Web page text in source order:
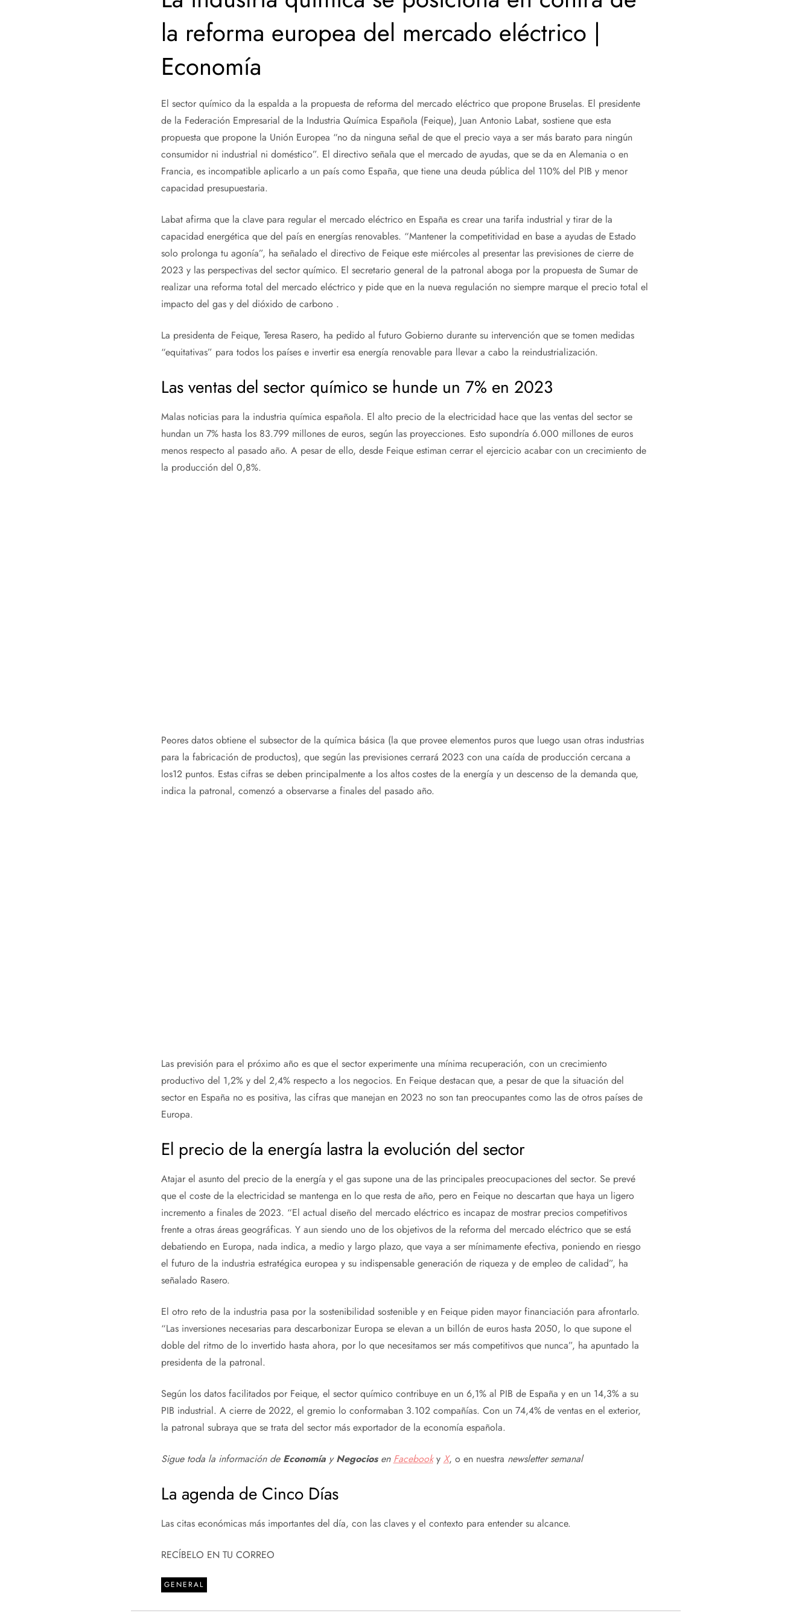
la reforma europea del mercado eléctrico |
Economía
El sector químico da la espalda a la propuesta de reforma del mercado eléctrico que propone Bruselas. El presidente
de la Federación Empresarial de la Industria Química Española (Feique), Juan Antonio Labat, sostiene que esta
propuesta que propone la Unión Europea “no da ninguna señal de que el precio vaya a ser más barato para ningún
consumidor ni industrial ni doméstico”. El directivo señala que el mercado de ayudas, que se da en Alemania o en
Francia, es incompatible aplicarlo a un país como España, que tiene una deuda pública del 110% del PIB y menor
capacidad presupuestaria.
Labat afirma que la clave para regular el mercado eléctrico en España es crear una tarifa industrial y tirar de la
capacidad energética que del país en energías renovables. “Mantener la competitividad en base a ayudas de Estado
solo prolonga tu agonía”, ha señalado el directivo de Feique este miércoles al presentar las previsiones de cierre de
2023 y las perspectivas del sector químico. El secretario general de la patronal aboga por la propuesta de Sumar de
realizar una reforma total del mercado eléctrico y pide que en la nueva regulación no siempre marque el precio total el
impacto del gas y del dióxido de carbono .
La presidenta de Feique, Teresa Rasero, ha pedido al futuro Gobierno durante su intervención que se tomen medidas
“equitativas” para todos los países e invertir esa energía renovable para llevar a cabo la reindustrialización.
Las ventas del sector químico se hunde un 7% en 2023
Malas noticias para la industria química española. El alto precio de la electricidad hace que las ventas del sector se
hundan un 7% hasta los 83.799 millones de euros, según las proyecciones. Esto supondría 6.000 millones de euros
menos respecto al pasado año. A pesar de ello, desde Feique estiman cerrar el ejercicio acabar con un crecimiento de
la producción del 0,8%.
Peores datos obtiene el subsector de la química básica (la que provee elementos puros que luego usan otras industrias
para la fabricación de productos), que según las previsiones cerrará 2023 con una caída de producción cercana a
los12 puntos. Estas cifras se deben principalmente a los altos costes de la energía y un descenso de la demanda que,
indica la patronal, comenzó a observarse a finales del pasado año.
Las previsión para el próximo año es que el sector experimente una mínima recuperación, con un crecimiento
productivo del 1,2% y del 2,4% respecto a los negocios. En Feique destacan que, a pesar de que la situación del
sector en España no es positiva, las cifras que manejan en 2023 no son tan preocupantes como las de otros países de
Europa.
El precio de la energía lastra la evolución del sector
Atajar el asunto del precio de la energía y el gas supone una de las principales preocupaciones del sector. Se prevé
que el coste de la electricidad se mantenga en lo que resta de año, pero en Feique no descartan que haya un ligero
incremento a finales de 2023. “El actual diseño del mercado eléctrico es incapaz de mostrar precios competitivos
frente a otras áreas geográficas. Y aun siendo uno de los objetivos de la reforma del mercado eléctrico que se está
debatiendo en Europa, nada indica, a medio y largo plazo, que vaya a ser mínimamente efectiva, poniendo en riesgo
el futuro de la industria estratégica europea y su indispensable generación de riqueza y de empleo de calidad”, ha
señalado Rasero.
El otro reto de la industria pasa por la sostenibilidad sostenible y en Feique piden mayor financiación para afrontarlo.
“Las inversiones necesarias para descarbonizar Europa se elevan a un billón de euros hasta 2050, lo que supone el
doble del ritmo de lo invertido hasta ahora, por lo que necesitamos ser más competitivos que nunca”, ha apuntado la
presidenta de la patronal.
Según los datos facilitados por Feique, el sector químico contribuye en un 6,1% al PIB de España y en un 14,3% a su
PIB industrial. A cierre de 2022, el gremio lo conformaban 3.102 compañías. Con un 74,4% de ventas en el exterior,
la patronal subraya que se trata del sector más exportador de la economía española.
Sigue toda la información de Economía yNegociosen Facebooky X, o en nuestra newsletter semanal
La agenda de Cinco Días
Las citas económicas más importantes del día, con las claves y el contexto para entender su alcance.
RECÍBELO EN TU CORREO
GENERAL